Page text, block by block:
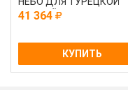
ПАРНОЙ С ПРОЕКТОРОМ
41 364
КУПИТЬ